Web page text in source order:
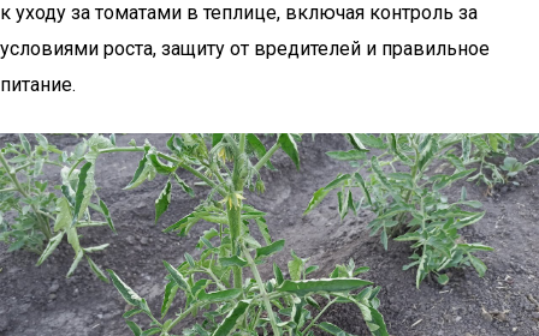
к уходу за томатами в теплице, включая контроль за
условиями роста, защиту от вредителей и правильное
питание.